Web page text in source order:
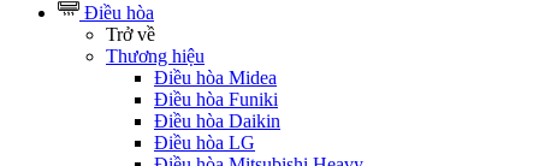
Điều hòa
Trở về
Thương hiệu
Điều hòa Midea
Điều hòa Funiki
Điều hòa Daikin
Điều hòa LG